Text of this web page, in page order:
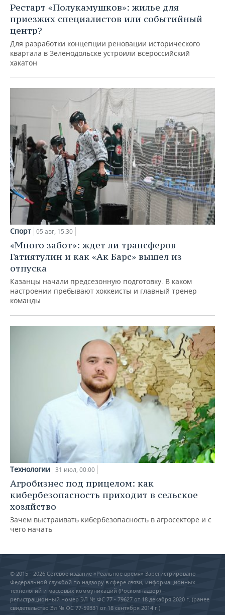
Рестарт «Полукамушков»: жилье для
приезжих специалистов или событийный
центр?
Для разработки концепции реновации исторического
квартала в Зеленодольске устроили всероссийский
хакатон
Спорт 05 авг, 15:30
«Много забот»: ждет ли трансферов
Гатиятулин и как «Ак Барс» вышел из
отпуска
Казанцы начали предсезонную подготовку. В каком
настроении пребывают хоккеисты и главный тренер
команды
Технологии 31 июл, 00:00
Агробизнес под прицелом: как
кибербезопасность приходит в сельское
хозяйство
Зачем выстраивать кибербезопасность в агросекторе и с
чего начать
© 2015 - 2026 Сетевое издание «Реальное время» Зарегистрировано
Федеральной службой по надзору в сфере связи, информационных
технологий и массовых коммуникаций (Роскомнадзор) –
регистрационный номер ЭЛ № ФС 77 - 79627 от 18 декабря 2020 г. (ранее
свидетельство Эл № ФС 77-59331 от 18 сентября 2014 г.)